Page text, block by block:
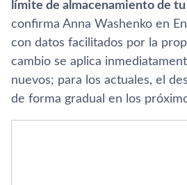
límite de almacenamiento de
confirma Anna Washenko en
con datos facilitados por la
cambio se aplica
nuevos; para los actuales, el
de forma gradual en los